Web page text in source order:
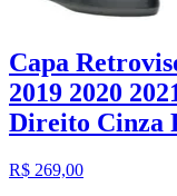
Capa
2019 2020
Direito Cinza
R$ 269,00